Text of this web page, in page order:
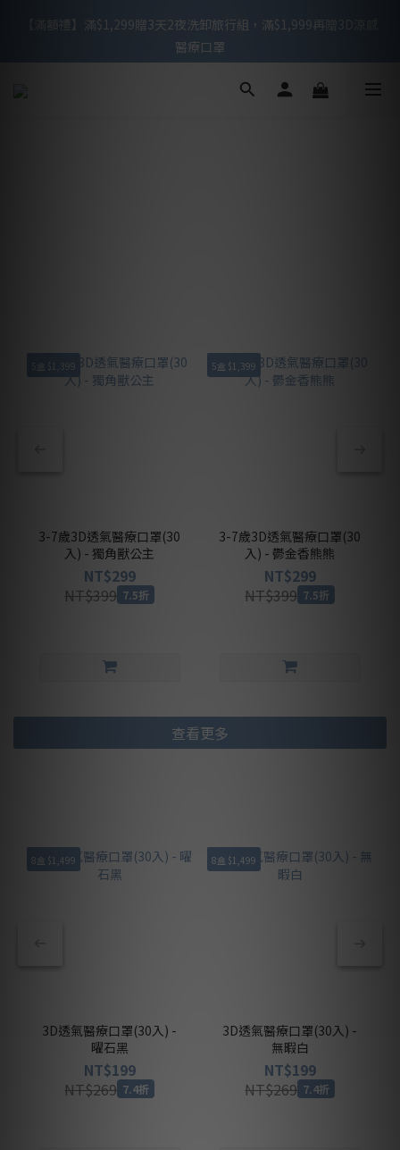
【滿額禮】滿$1,299贈3天2夜洗卸旅行組，滿$1,999再贈3D涼感
醫療口罩
【滿額禮】滿$1,299贈3天2夜洗卸旅行組，滿$1,999再贈3D涼感
醫療口罩
滿$999免運 / 週一至週五下午2點前下單，可於當天快速出貨
5盒 $1,399
3-7歲3D透氣醫療口罩(30
入) - 獨角獸公主
NT$299
NT$399 7.5折
5盒 $1,399
3-7歲3D透氣醫療口罩(30
入) - 鬱金香熊熊
NT$299
NT$399 7.5折
查看更多
8盒 $1,499
3D透氣醫療口罩(30入) -
曜石黑
NT$199
NT$269 7.4折
8盒 $1,499
3D透氣醫療口罩(30入) -
無暇白
NT$199
NT$269 7.4折